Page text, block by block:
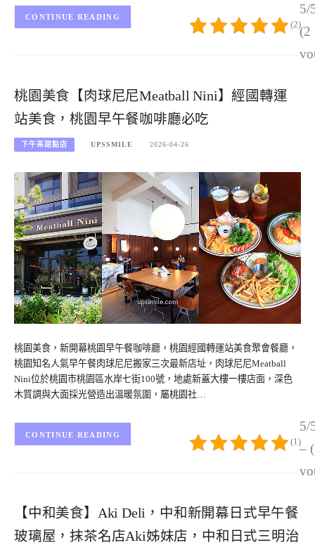
5/
(2
(2)
CONTINUE READING
桃園美食【肉球尼尼Meatball Nini】經國轉運
站美食，桃園早午餐咖啡廳必吃
下午茶甜點店 UPSSMILE 2026-04-26
桃園美食，新開幕桃園早午餐咖啡廳，桃園經國轉運站美食聚會餐廳，
桃園知名人氣早午餐肉球尼尼搬家三次最新店址，肉球尼尼Meatball
Nini位於桃園市桃園區水岸七街100號，地處新蓋大樓一樓店面，深色
木質調與大面採光營造出溫暖氛圍，屬桃園社…
5/
–
(1)
CONTINUE READING
【中和美食】Aki Deli，中和新開幕日式早午餐
玻璃屋，抹茶名店Aki姊妹店，中和日式三明治